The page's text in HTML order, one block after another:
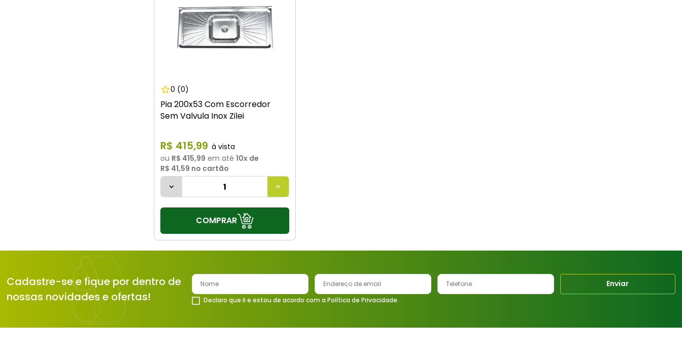
0 (0)
Pia 200x53 Com Escorredor
Sem Valvula Inox Zilei
R$ 415,99
ou R$ 415,99 em até 10x de
R$ 41,59 no cartão
COMPRAR
Cadastre-se e fique por dentro de
nossas novidades e ofertas!
Enviar
Declaro que li e estou de acordo com a Política de Privacidade.